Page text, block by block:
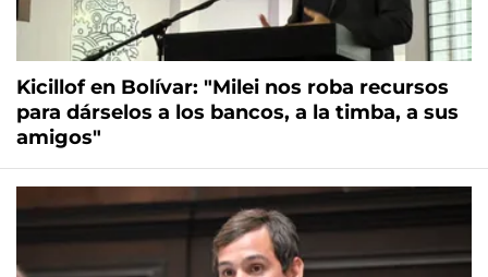
Kicillof en Bolívar: "Milei nos roba recursos
para dárselos a los bancos, a la timba, a sus
amigos"